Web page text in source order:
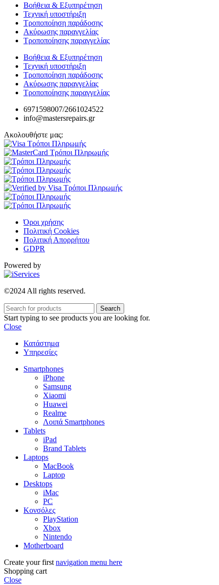
Βοήθεια & Εξυπηρέτηση
Τεχνική υποστήριξη
Τροποποίηση παράδοσης
Ακύρωσης παραγγελίας
Τροποποίησης παραγγελίας
Βοήθεια & Εξυπηρέτηση
Τεχνική υποστήριξη
Τροποποίηση παράδοσης
Ακύρωσης παραγγελίας
Τροποποίησης παραγγελίας
6971598007/2661024522
info@mastersrepairs.gr
Ακολουθήστε μας:
Όροι χρήσης
Πολιτική Cookies
Πολιτική Απορρήτου
GDPR
Powered by
©2024 All rights reserved.
Search
Start typing to see products you are looking for.
Close
Κατάστημα
Υπηρεσίες
Smartphones
iPhone
Samsung
Xiaomi
Huawei
Realme
Λοιπά Smartphones
Tablets
iPad
Brand Tablets
Laptops
MacBook
Laptop
Desktops
iMac
PC
Κονσόλες
PlayStation
Xbox
Nintendo
Motherboard
Create your first navigation menu here
Shopping cart
Close